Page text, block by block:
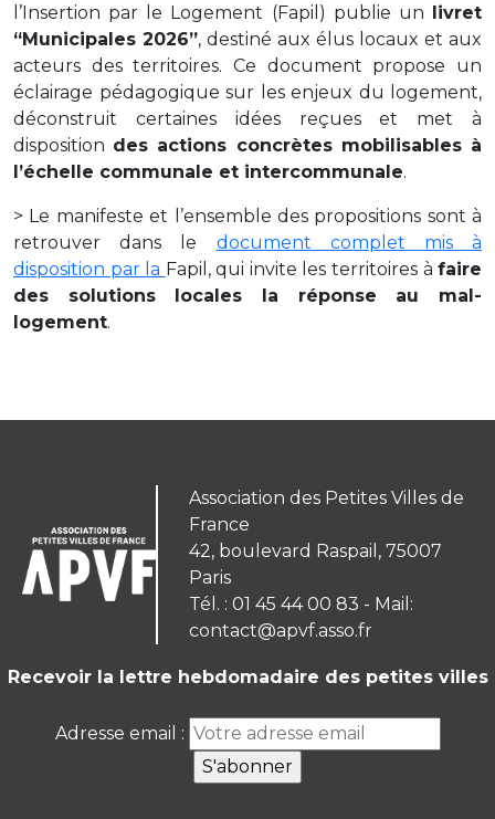
l’Insertion par le Logement (Fapil) publie un livret
“Municipales 2026”, destiné aux élus locaux et aux
acteurs desterritoires.Ce document propose un
éclairage pédagogique sur les enjeux du
logement,
déconstruit certaines idées reçueset metà
disposition des actions concrètes mobilisables à
l’échelle communale et intercommunale.
> Le manifesteet l’ensemble des propositions sont à
retrouverdans le document complet misà
disposition par la Fapil,qui invite les territoires àfaire
des solutions locales la réponse au mal-
logement.
Association des Petites Villes de
France
42, boulevard Raspail, 75007
Paris
Tél. : 01 45 44 00 83 - Mail:
contact@apvf.asso.fr
Recevoir la lettre hebdomadaire des petites villes
Adresse email :